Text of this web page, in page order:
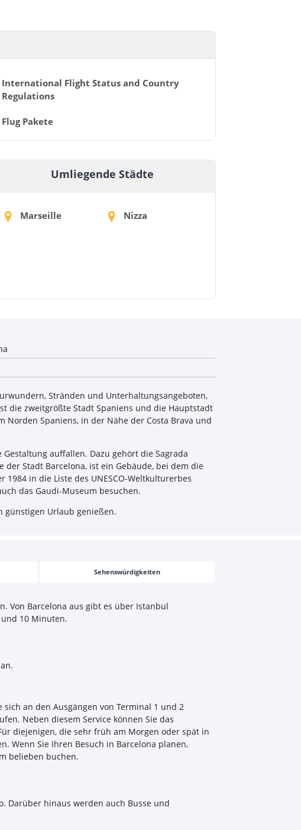
International Flight Status and Country
Regulations
Flug Pakete
Umliegende Städte
Marseille Nizza
Stränden und Unterhaltungsangeboten,
die zweitgrößte Stadt Spaniens und die Hauptstadt
Spaniens, in der Nähe der Costa Brava und
auffallen. Dazu gehört die Sagrada
der Stadt Barcelona, ist ein Gebäude, bei dem die
in die Liste des UNESCO-Weltkulturerbes
das Gaudi-Museum besuchen.
günstigen Urlaub genießen.
Sehenswürdigkeiten
Von Barcelona aus gibt es über Istanbul
10 Minuten.
an den Ausgängen von Terminal 1 und 2
Neben diesem Service können Sie das
diejenigen, die sehr früh am Morgen oder spät in
Wenn Sie Ihren Besuch in Barcelona planen,
belieben buchen.
Darüber hinaus werden auch Busse und